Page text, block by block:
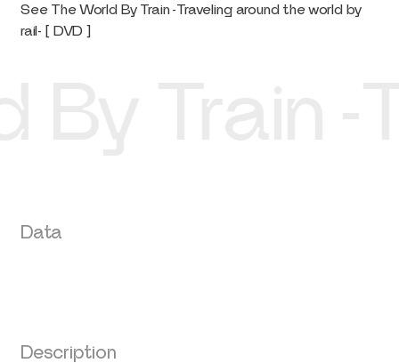
See The World By Train -Traveling around the world by
rail- [ DVD ]
Data
Description